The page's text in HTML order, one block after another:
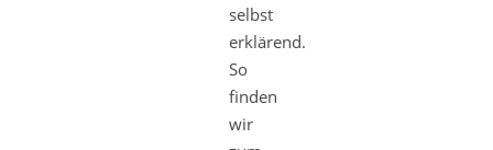
selbst
erklärend.
So
finden
wir